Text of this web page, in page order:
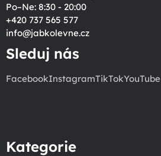
Po–Ne: 8:30 - 20:00
+420 737 565 577
info@jabkolevne.cz
Sleduj nás
FacebookInstagramTikTokYouTube
Kategorie